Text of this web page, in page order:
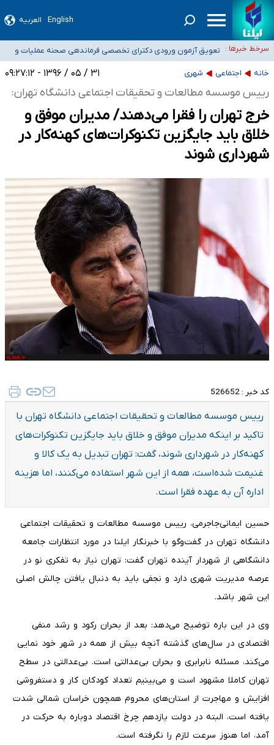
English العربیه
سرخط خبرها :
۴۰ تا ۵۰ روز گرمای نسبی در پیش داریم/ دمای تهران به ۳۸ درجه می‌رسد
هستیم، اما هنوز پاسخ مشخصی نگرفته‌ایم
تعویق آزمون ورودی دکترای تخصصی فرماندهی صحنه عملیات و
آخرین وضعیت شیوع عفونت‌های تنفسی در کشور/ خوزستان و کرمان بالاتر از
آستانه هشدار
خانه اجتماعی شهری ۳۱ / ۰۵ / ۱۳۹۶ - ۰۹:۲۷:۱۲
رییس موسسه مطالعات و تحقیقات اجتماعی دانشگاه تهران:
خرج تهران را فقرا می‌دهند/ مدیران موفق و
خلاق باید جایگزین تکنوکرات‌های کهنه‌کار در
شهرداری شوند
کد خبر : 526652
رییس موسسه مطالعات و تحقیقات اجتماعی دانشگاه تهران با
تاکید بر اینکه مدیران موفق و خلاق باید جایگزین تکنوکرات‌های
کهنه‌کار در شهرداری شوند، گفت: تهران تبدیل به یک کالا و
غنیمت شده‌است، همه از این شهر استفاده می‌کنند، اما هزینه
اداره آن به عهده فقرا است.
حسین ایمانی‌جاجرمی، رییس موسسه مطالعات و تحقیقات اجتماعی
دانشگاه تهران در گفت‌وگو با خبرنگار ایلنا در مورد انتظارات جامعه
دانشگاهی از شهردار آینده تهران گفت: تهران نیاز به تفکری نو در
عرصه مدیریت شهری دارد و نجفی باید به دنبال یافتن چالش اصلی
این شهر باشد.
وی در این باره توضیح می‌دهد: بعد از بحران رکود و رشد منفی
اقتصادی در سال‌های گذشته آنچه بیش از همه در شهر خود نمایی
می‌کند، مسئله نابرابری و بحران بی‌عدالتی است. بی‌عدالتی در سطح
تهران کاملا مشهود است و می‌بینیم تعداد کودکان کار و دستفروشی
افزایش و مهاجرت از استان‌های محروم همچون خراسان شمالی شدت
یافته است، البته در دولت یازدهم چرخ اقتصاد دوباره به حرکت در
آمد، اما هنوز سرعت لازم را نگرفته است.